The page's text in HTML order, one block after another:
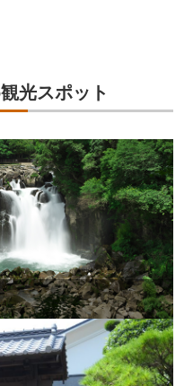
光スポット